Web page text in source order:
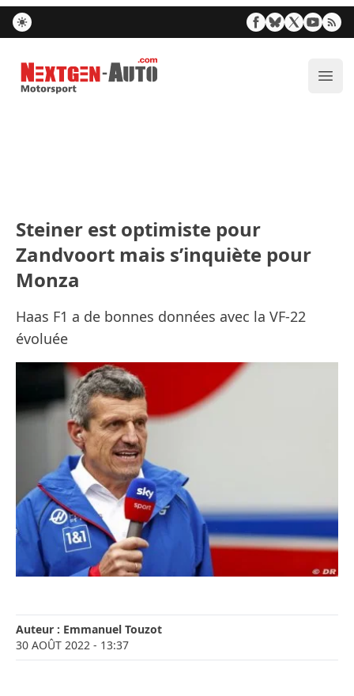
Nextgen-Auto.com
Steiner est optimiste pour
Zandvoort mais s’inquiète pour
Monza
Haas F1 a de bonnes données avec la VF-22
évoluée
Auteur : Emmanuel Touzot
30 AOÛT 2022 - 13:37